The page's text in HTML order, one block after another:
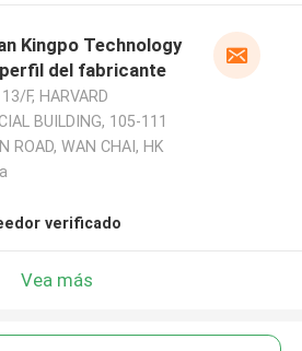
Kingpo Technology
del fabricante
F, HARVARD
BUILDING, 105-111
ROAD, WAN CHAI, HK
verificado
Vea más